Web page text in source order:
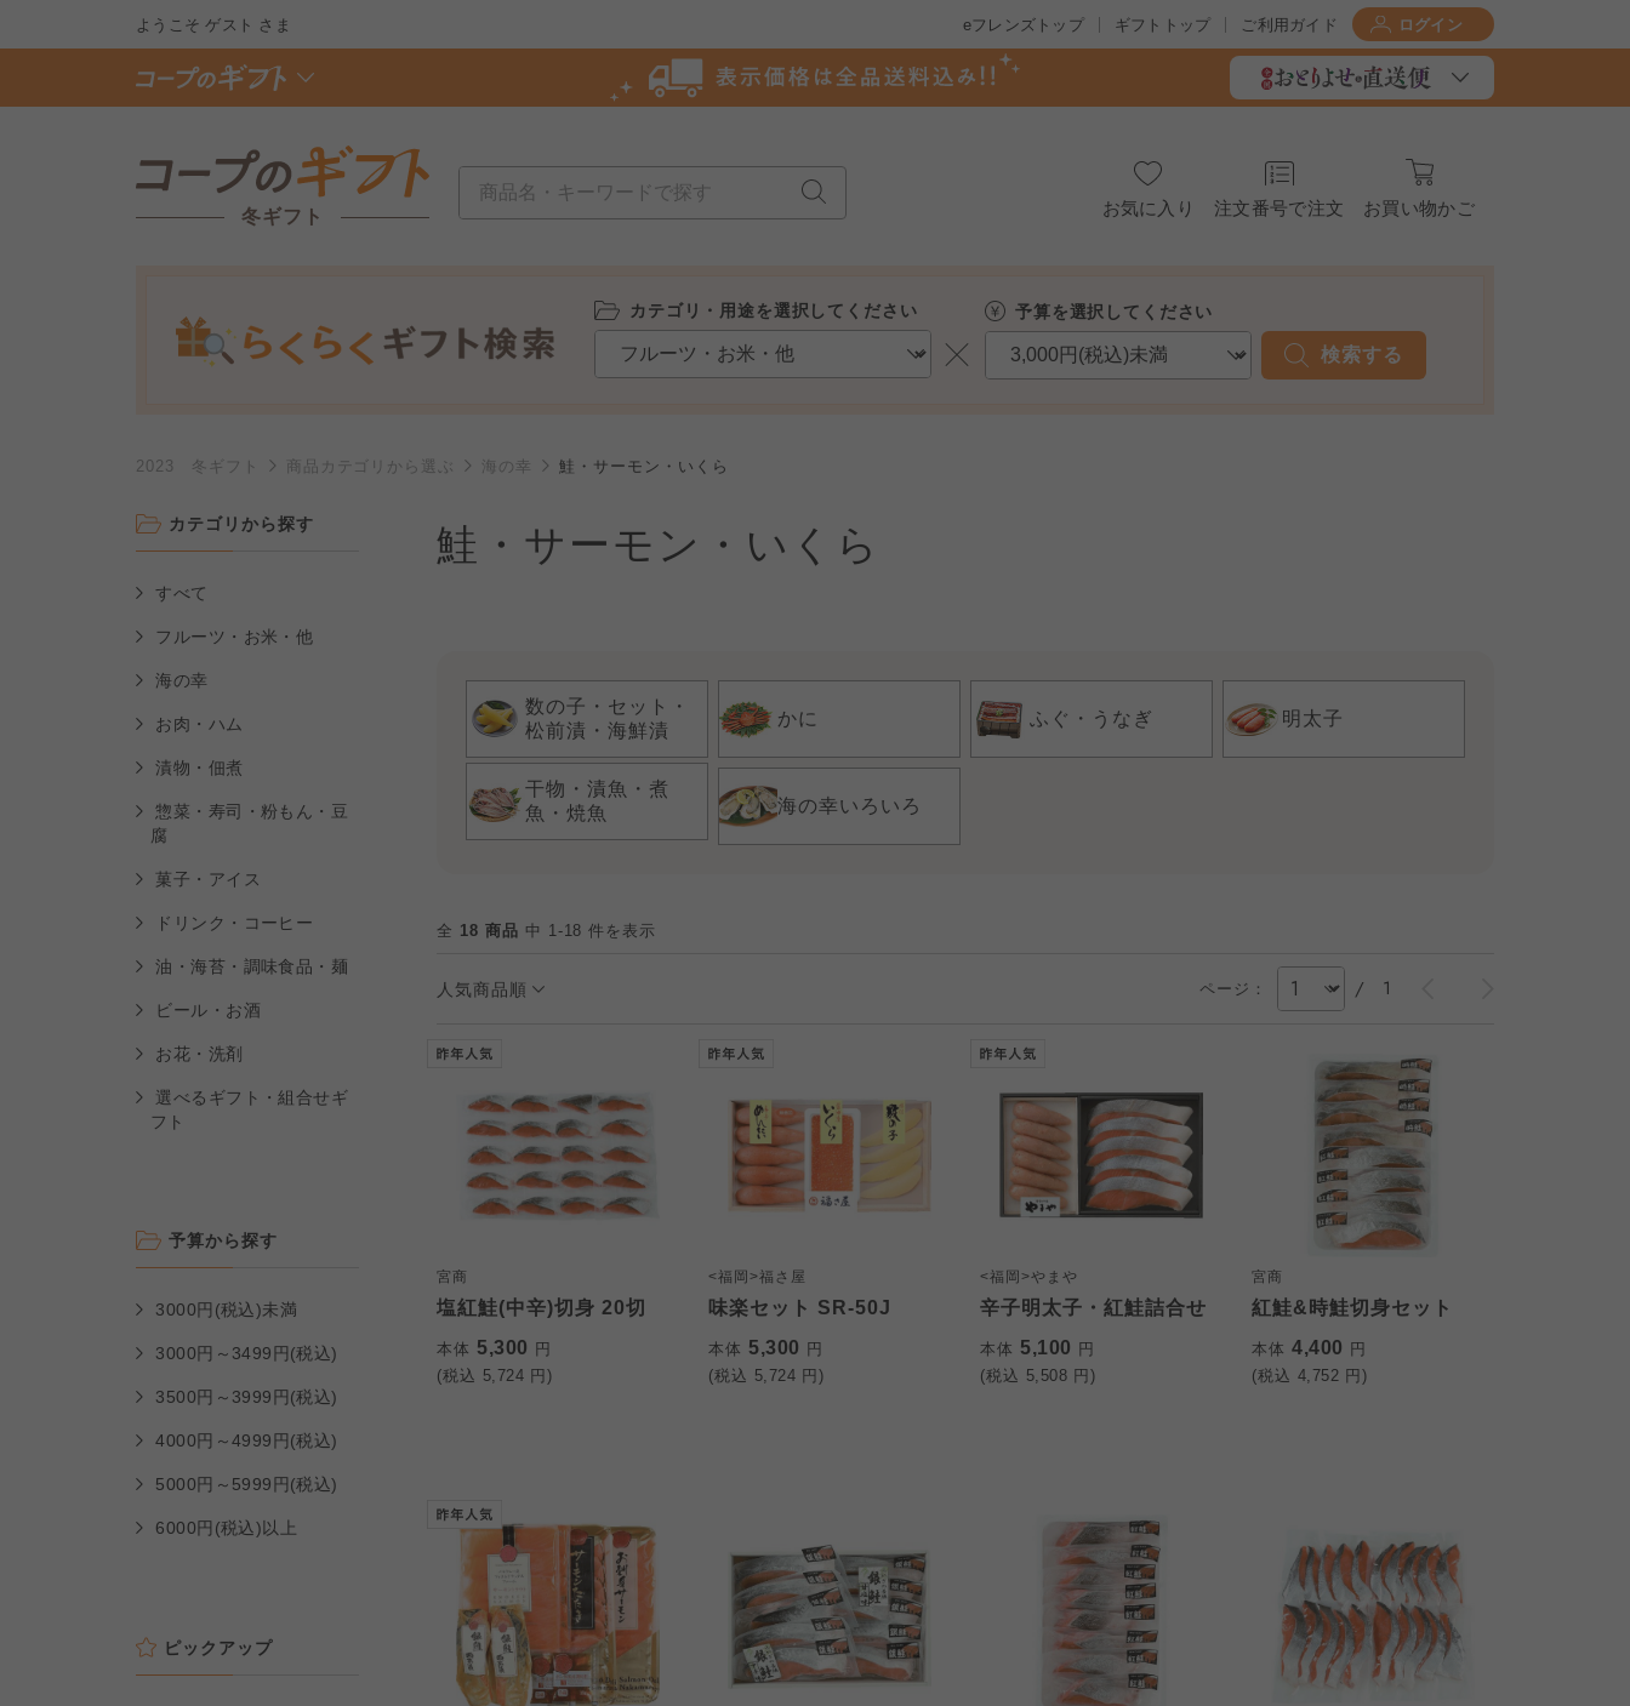
ようこそゲスト さま eフレンズトップ ギフトトップ ご利用ガイド ログイン
冬ギフト お気に入り 注文番号で注文 お買い物かご
カテゴリ・用途を選択してください 予算を選択してください
検索する
2023 冬ギフト 商品カテゴリから選ぶ 海の幸 鮭・サーモン・いくら
カテゴリから探す
すべて
フルーツ・お米・他
海の幸
お肉・ハム
漬物・佃煮
惣菜・寿司・粉もん・豆
腐
菓子・アイス
ドリンク・コーヒー
油・海苔・調味食品・麺
ビール・お酒
お花・洗剤
選べるギフト・組合せギ
フト
予算から探す
3000円(税込)未満
3000円～3499円(税込)
3500円～3999円(税込)
4000円～4999円(税込)
5000円～5999円(税込)
6000円(税込)以上
ピックアップ
鮭・サーモン・いくら
数の子・セット・
松前漬・海鮮漬
かに ふぐ・うなぎ 明太子
干物・漬魚・煮
魚・焼魚
海の幸いろいろ
全 18 商品 中 1-18 件を表示
人気商品順 ページ： / 1
宮商
塩紅鮭(中辛)切身 20切
本体 5,300 円
(税込 5,724 円)
<福岡>福さ屋
味楽セット SR-50J
本体 5,300 円
(税込 5,724 円)
<福岡>やまや
辛子明太子・紅鮭詰合せ
本体 5,100 円
(税込 5,508 円)
宮商
紅鮭&時鮭切身セット
本体 4,400 円
(税込 4,752 円)